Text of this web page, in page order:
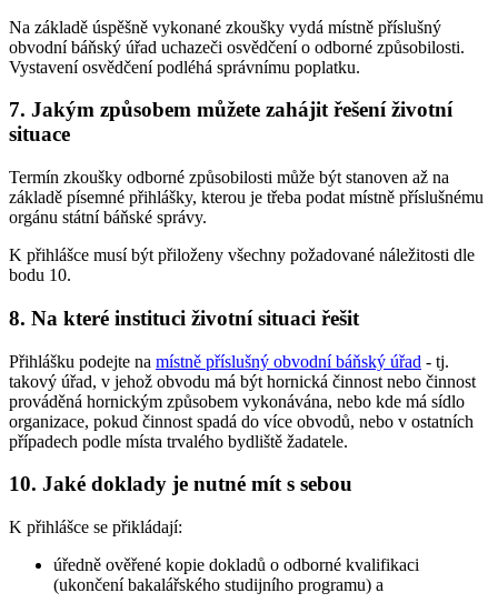
Na základě úspěšně vykonané zkoušky vydá místně příslušný
obvodní báňský úřad uchazeči osvědčení o odborné způsobilosti.
Vystavení osvědčení podléhá správnímu poplatku.
7. Jakým způsobem můžete zahájit řešení životní
situace
Termín zkoušky odborné způsobilosti může být stanoven až na
základě písemné přihlášky, kterou je třeba podat místně příslušnému
orgánu státní báňské správy.
K přihlášce musí být přiloženy všechny požadované náležitosti dle
bodu 10.
8. Na které instituci životní situaci řešit
Přihlášku podejte na místně příslušný obvodní báňský úřad - tj.
takový úřad, v jehož obvodu má být hornická činnost nebo činnost
prováděná hornickým způsobem vykonávána, nebo kde má sídlo
organizace, pokud činnost spadá do více obvodů, nebo v ostatních
případech podle místa trvalého bydliště žadatele.
10. Jaké doklady je nutné mít s sebou
K přihlášce se přikládají:
úředně ověřené kopie dokladů o odborné kvalifikaci
(ukončení bakalářského studijního programu) a